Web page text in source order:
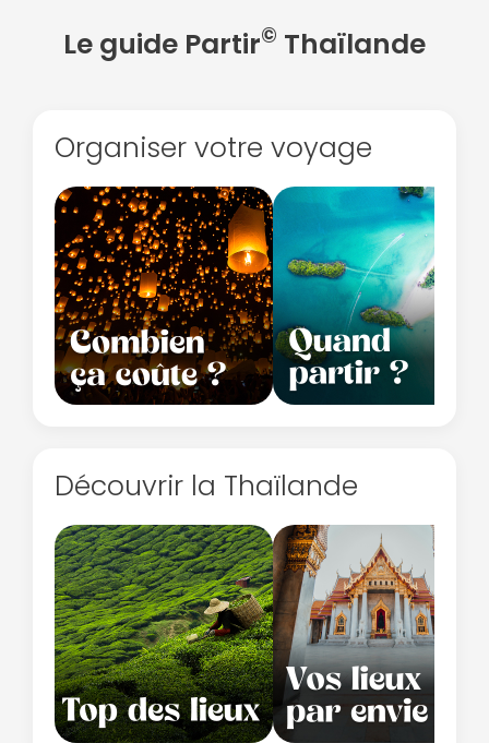
Le guide Partir© Thaïlande
Organiser votre voyage
Découvrir la Thaïlande
ou connectez-vous par mail
Politique de
confidentialité.